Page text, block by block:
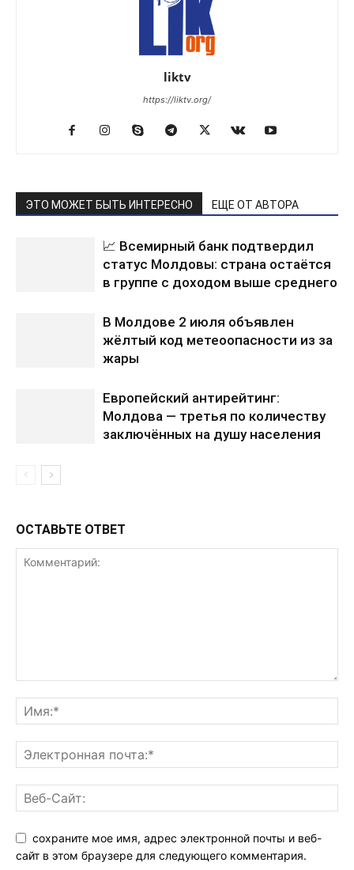
liktv
https://liktv.org/
ЭТО МОЖЕТ БЫТЬ ИНТЕРЕСНО ЕЩЕ ОТ АВТОРА
📈 Всемирный банк подтвердил
статус Молдовы: страна остаётся
в группе с доходом выше среднего
В Молдове 2 июля объявлен
жёлтый код метеоопасности из за
жары
Европейский антирейтинг:
Молдова — третья по количеству
заключённых на душу населения
ОСТАВЬТЕ ОТВЕТ
сохраните мое имя, адрес электронной почты и веб-
сайт в этом браузере для следующего комментария.